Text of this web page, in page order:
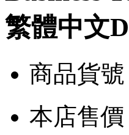
繁體中文
商品貨
本店售價